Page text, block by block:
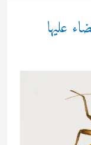
عليها